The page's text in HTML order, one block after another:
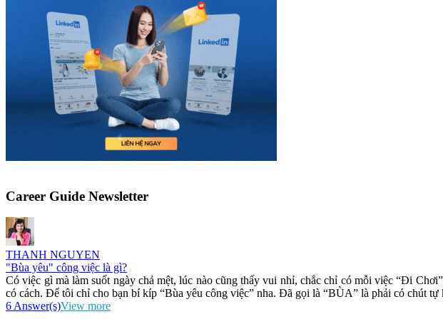
Career Guide Newsletter
THANH NGUYEN
"Bùa yêu" công việc là gì?
Có việc gì mà làm suốt ngày chả mệt, lúc nào cũng thấy vui nhỉ, chắc chỉ có mỗi việc “Đi
có cách. Để tôi chỉ cho bạn bí kíp “Bùa yêu công việc” nha. Đã gọi là “BÙA” là phải có chút
6 Answer(s)View more